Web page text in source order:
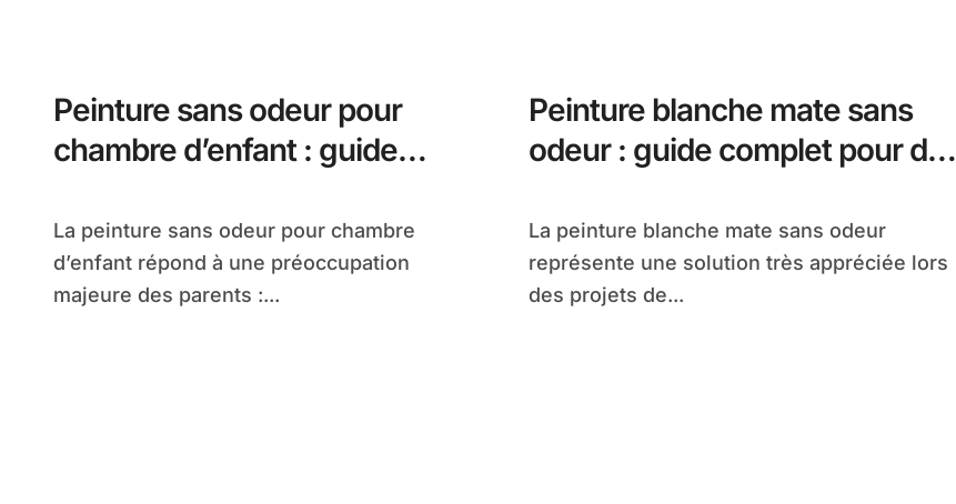
Peinture sans odeur pour
chambre d’enfant : guide
La peinture sans odeur pour chambre
d’enfant répond à une préoccupation
majeure des parents :...
Peinture blanche mate sans
odeur : guide complet pour des
La peinture blanche mate sans odeur
représente une solution très appréciée lors
des projets de...